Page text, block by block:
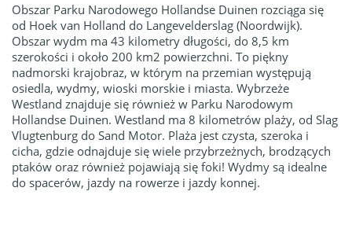
Obszar Parku Narodowego Hollandse Duinen rozciąga się
od Hoek van Holland do Langevelderslag (Noordwijk).
Obszar wydm ma 43 kilometry długości, do 8,5 km
szerokości i około 200 km2 powierzchni. To piękny
nadmorski krajobraz, w którym na przemian występują
osiedla, wydmy, wioski morskie i miasta. Wybrzeże
Westland znajduje się również w Parku Narodowym
Hollandse Duinen. Westland ma 8 kilometrów plaży, od Slag
Vlugtenburg do Sand Motor. Plaża jest czysta, szeroka i
cicha, gdzie odnajduje się wiele przybrzeżnych, brodzących
ptaków oraz również pojawiają się foki! Wydmy są idealne
do spacerów, jazdy na rowerze i jazdy konnej.